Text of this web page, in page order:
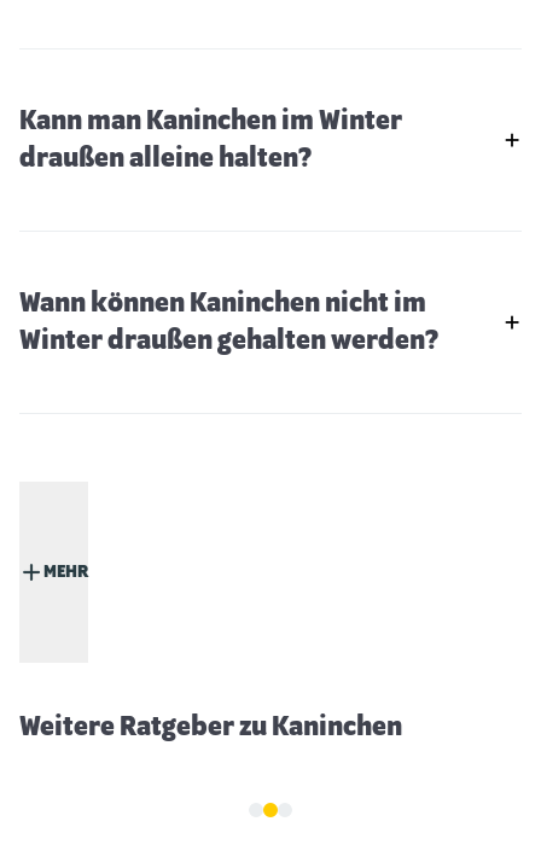
Kann man Kaninchen im Winter
draußen alleine halten?
Wann können Kaninchen nicht im
Winter draußen gehalten werden?
MEHR
Weitere Ratgeber zu Kaninchen